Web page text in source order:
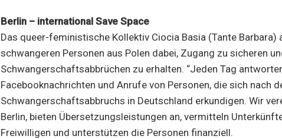
Berlin – international Save Space
Das queer-feministische Kollektiv Ciocia Basia (Tante
schwangeren Personen aus Polen dabei, Zugang zu sicheren
Schwangerschaftsabbrüchen zu erhalten. “Jeden Tag
Facebooknachrichten und Anrufe von Personen, die sich nach
Schwangerschaftsabbruchs in Deutschland erkundigen. Wir
Berlin, bieten Übersetzungsleistungen an, vermitteln
Freiwilligen und unterstützen die Personen finanziell.